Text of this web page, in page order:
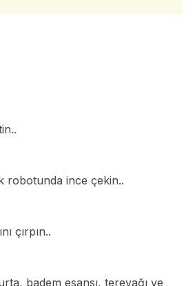
robotunda ince çekin..
çırpın..
badem esansı, tereyağı ve